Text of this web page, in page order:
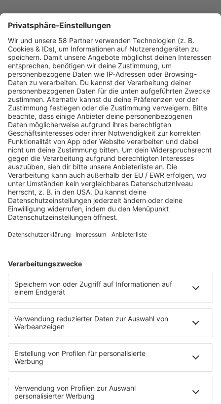
PROGRAMM
Webstream
Webcam
SALÜ am Morgen
Podcast
Aktuelle Beiträge und Themen
Sound of Saarland
Martina Straten
Hitstory
Schlaumeier-Duell
Mundwerk - schlau frühstücken
FUN
Kontakt-Board
App
T.B. Action-Hero
10 Fragen 10 Antworten
Chat-Community
SALÜ TV
SERVICE
Wetter